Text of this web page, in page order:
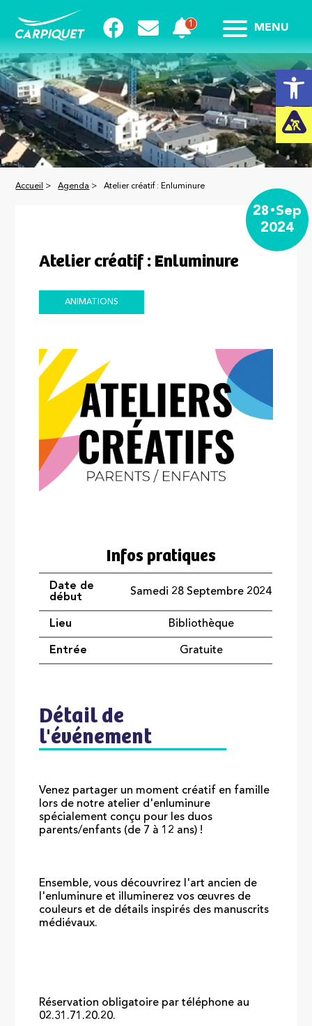
Ouvrir
MENU
Accueil > Agenda > Atelier créatif : Enluminure
Atelier créatif : Enluminure
28 Sep
2024
ANIMATIONS
Infos pratiques
Date de
début
Samedi 28 Septembre 2024
Lieu Bibliothèque
Entrée Gratuite
Détail de
l'événement
Venez partager un moment créatif en famille
lors de notre atelier d'enluminure
spécialement conçu pour les duos
parents/enfants (de 7 à 12 ans) !
Ensemble, vous découvrirez l'art ancien de
l'enluminure et illuminerez vos œuvres de
couleurs et de détails inspirés des manuscrits
médiévaux.
Réservation obligatoire par téléphone au
02.31.71.20.20.